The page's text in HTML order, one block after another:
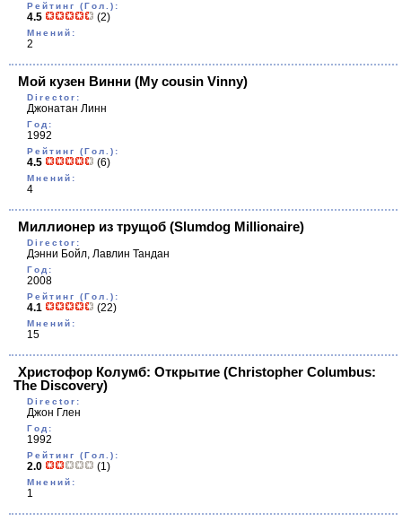
Рейтинг (Гол.):
4.5 (2)
Мнений:
2
Мой кузен Винни (My cousin Vinny)
Director:
Джонатан Линн
Год:
1992
Рейтинг (Гол.):
4.5 (6)
Мнений:
4
Миллионер из трущоб (Slumdog Millionaire)
Director:
Дэнни Бойл, Лавлин Тандан
Год:
2008
Рейтинг (Гол.):
4.1 (22)
Мнений:
15
Христофор Колумб: Открытие (Christopher Columbus:
The Discovery)
Director:
Джон Глен
Год:
1992
Рейтинг (Гол.):
2.0 (1)
Мнений:
1